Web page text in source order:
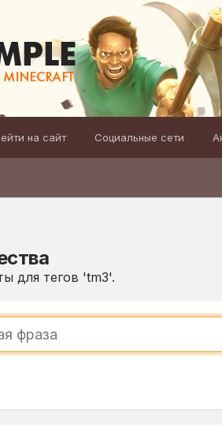
на сайт Социальные сети
для тегов 'tm3'.